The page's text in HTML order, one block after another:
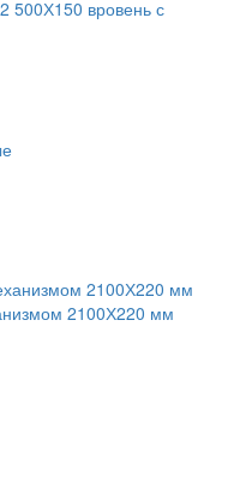
500Х150 вровень с
2100Х220 мм